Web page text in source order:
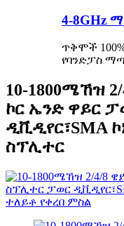
4-8GHz
ጥቅሞች
የባንድፓስ
10-1800ሜኸዝ
ኮር ኤንድ ዋይር
ዲቪዲየር፣SMA
ስፕሊተር